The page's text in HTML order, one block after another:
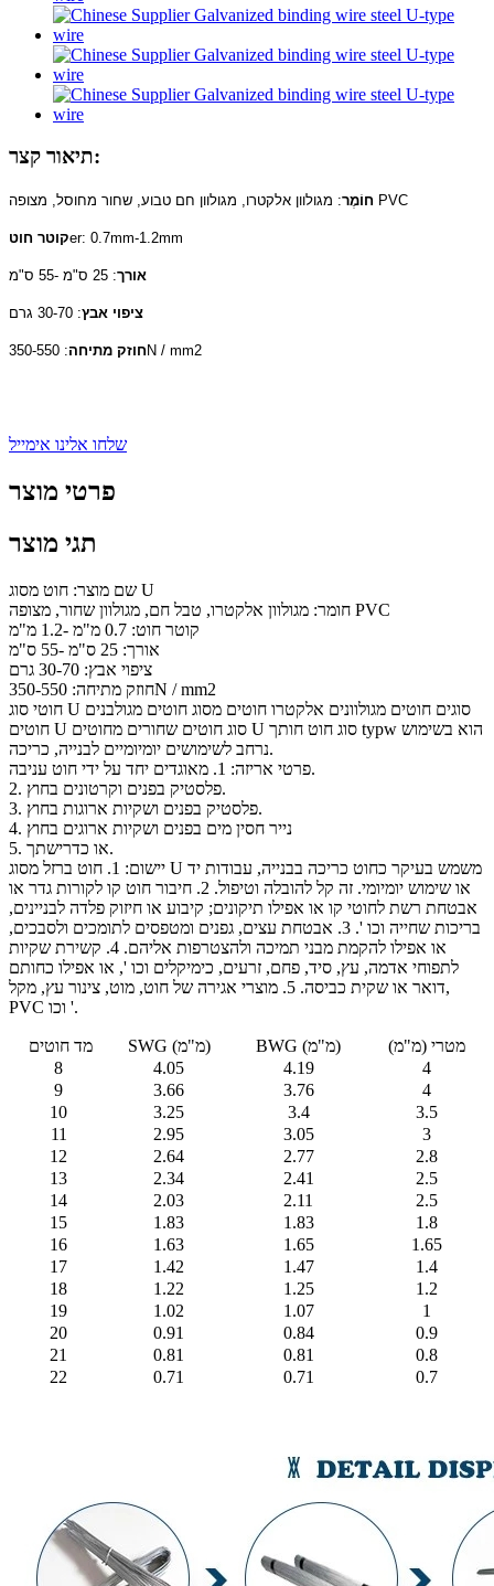
תיאור קצר:
חוֹמֶר : מגולוון אלקטרו, מגולוון חם טבוע, שחור מחוסל, מצופה PVC
קוטר חוטer: 0.7mm-1.2mm
אורך: 25 ס"מ -55 ס"מ
ציפוי אבץ: 30-70 גרם
חוזק מתיחה : 350-550N / mm2
שלחו אלינו אימייל
פרטי מוצר
תגי מוצר
שם מוצר: חוט מסוג U
חומר: מגולוון אלקטרו, טבל חם, מגולוון שחור, מצופה PVC
קוטר חוט: 0.7 מ"מ -1.2 מ"מ
אורך: 25 ס"מ -55 ס"מ
ציפוי אבץ: 30-70 גרם
חוזק מתיחה: 350-550N / mm2
חוטי סוג U סוגים חוטים מגולוונים אלקטרו חוטים מסוג חוטים מגולבנים
חוטים U סוג חוטים שחורים מחוטים U סוג חוט חותך typw הוא בשימוש
נרחב לשימושים יומיומיים לבנייה, כריכה.
פרטי אריזה: 1. מאוגדים יחד על ידי חוט עניבה.
2. פלסטיק בפנים וקרטונים בחוץ.
3. פלסטיק בפנים ושקיות ארוגות בחוץ.
4. נייר חסין מים בפנים ושקיות ארוגים בחוץ
5. או כדרישתך.
יישום: 1. חוט ברזל מסוג U משמש בעיקר כחוט כריכה בבנייה, עבודות יד
או שימוש יומיומי. זה קל להובלה וטיפול. 2. חיבור חוט קו לקורות גדר או
אבטחת רשת לחוטי קו או אפילו תיקונים; קיבוע או חיזוק פלדה לבניינים,
בריכות שחייה וכו '. 3. אבטחת עצים, גפנים ומטפסים לתומכים ולסבכים,
או אפילו להקמת מבני תמיכה ולהצטרפות אליהם. 4. קשירת שקיות
לתפוחי אדמה, עץ, סיד, פחם, זרעים, כימיקלים וכו ', או אפילו כחותם
דואר או שקית כביסה. 5. מוצרי אגירה של חוט, מוט, צינור עץ, מקל,
PVC וכו '.
מד חוטים SWG (מ"מ) BWG (מ"מ)
מטרי (מ"מ)
8
4.05 4.19
4
9
3.66 3.76
4
10
3.25 3.4
3.5
11
2.95 3.05
3
12
2.64 2.77
2.8
13
2.34 2.41
2.5
14
2.03 2.11
2.5
15
1.83 1.83
1.8
16
1.63 1.65
1.65
17
1.42 1.47
1.4
18
1.22 1.25
1.2
19
1.02 1.07
1
20
0.91 0.84
0.9
21
0.81 0.81
0.8
22
0.71 0.71 0.7